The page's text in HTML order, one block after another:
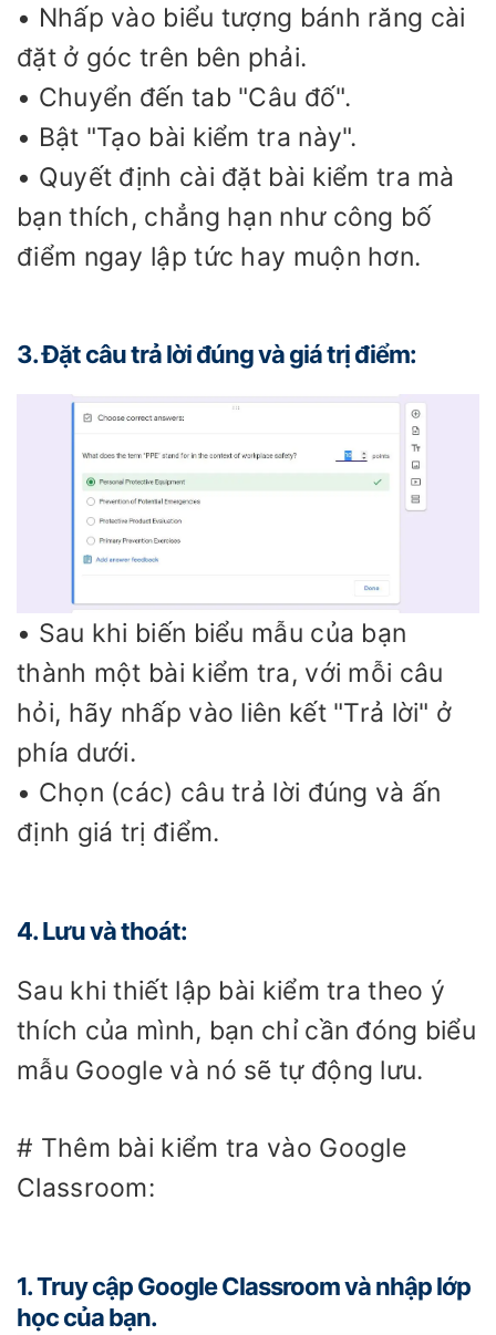
• Nhấp vào biểu tượng bánh răng cài
đặt ở góc trên bên phải.
• Chuyển đến tab "Câu đố".
• Bật "Tạo bài kiểm tra này".
• Quyết định cài đặt bài kiểm tra mà
bạn thích, chẳng hạn như công bố
điểm ngay lập tức hay muộn hơn.
3. Đặt câu trả lời đúng và giá trị điểm:
• Sau khi biến biểu mẫu của bạn
thành một bài kiểm tra, với mỗi câu
hỏi, hãy nhấp vào liên kết "Trả lời" ở
phía dưới.
• Chọn (các) câu trả lời đúng và ấn
định giá trị điểm.
4. Lưu và thoát:
Sau khi thiết lập bài kiểm tra theo ý
thích của mình, bạn chỉ cần đóng biểu
mẫu Google và nó sẽ tự động lưu.
# Thêm bài kiểm tra vào Google
Classroom:
1. Truy cập Google Classroom và nhập lớp
học của bạn.